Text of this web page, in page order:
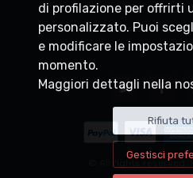
+39
© All rights reserved.
di profilazione per offrirti
personalizzato. Puoi
e modificare le
momento.
Maggiori dettagli nella
Rifiuta
Gestisci